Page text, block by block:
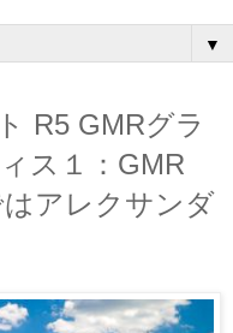
▼
R5 GMRグラ
ス１：GMR
アレクサンダ